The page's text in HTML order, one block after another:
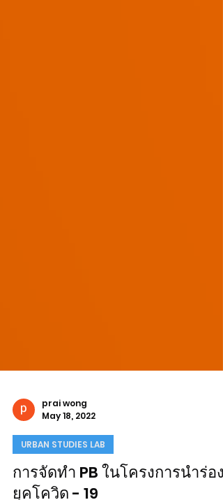
prai wong
May 18, 2022
URBAN STUDIES LAB